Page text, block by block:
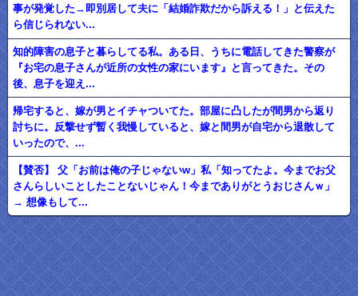
事が発覚した→即別居して夫に「結婚詐欺だから訴える！」と伝えた
ら信じられない...
知的障害の息子と暮らしてる私。ある日、うちに電話してきた警察が
『お宅の息子さんが近所の女性の家にいます』と言ってきた。その
後、息子を迎え...
帰宅すると、嫁が男とイチャついてた。部屋に凸したが間男から返り
討ちに。反撃せず暫く我慢していると、嫁と間男が自宅から退散して
いったので、...
【賛否】 父「お前は俺の子じゃないw」私「知ってたよ。今までお父
さんらしいことしたことないじゃん！今までありがとうおじさんｗ」
→ 想像もして...